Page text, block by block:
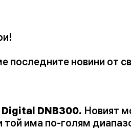
последните новини от
DNB300. Новият
има по-голям